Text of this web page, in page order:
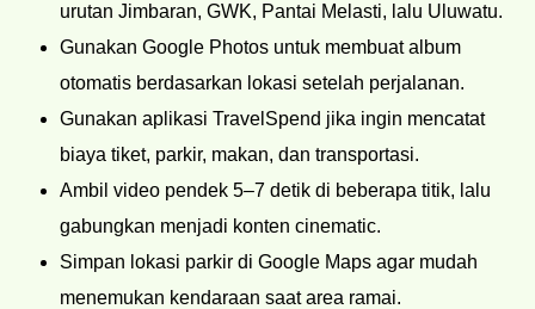
urutan Jimbaran, GWK, Pantai Melasti, lalu Uluwatu.
Gunakan Google Photos untuk membuat album
otomatis berdasarkan lokasi setelah perjalanan.
Gunakan aplikasi TravelSpend jika ingin mencatat
biaya tiket, parkir, makan, dan transportasi.
Ambil video pendek 5–7 detik di beberapa titik, lalu
gabungkan menjadi konten cinematic.
Simpan lokasi parkir di Google Maps agar mudah
menemukan kendaraan saat area ramai.